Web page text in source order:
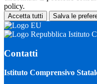
policy.
Accetta tutti Salva le
Istituto
Contatti
Istituto Comprensivo